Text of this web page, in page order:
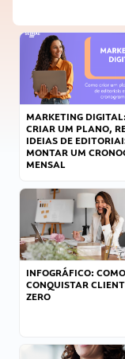
MARKETING
CRIAR UM PLANO,
IDEIAS DE
MONTAR UM
MENSAL
INFOGRÁFICO: COMO
CONQUISTAR
ZERO